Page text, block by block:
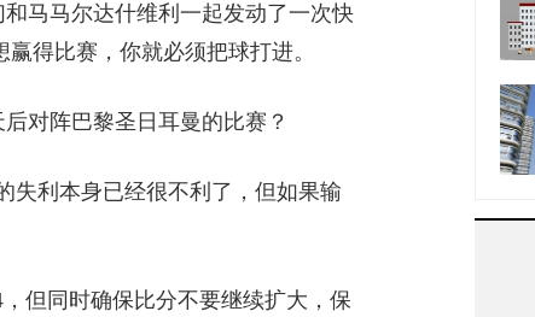
马马尔达什维利一起发动了一次快
得比赛，你就必须把球打进。
对阵巴黎圣日耳曼的比赛？
失利本身已经很不利了，但如果输
但同时确保比分不要继续扩大，保